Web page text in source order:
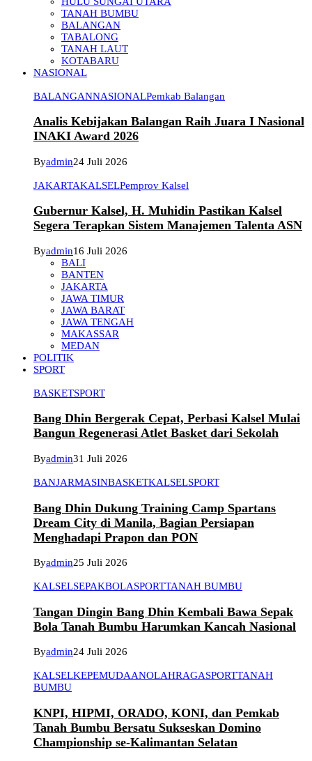
TANAH BUMBU
BALANGAN
TABALONG
TANAH LAUT
KOTABARU
NASIONAL
BALANGANNASIONALPemkab Balangan
Analis Kebijakan Balangan Raih Juara I Nasional
INAKI Award 2026
Byadmin24 Juli 2026
JAKARTAKALSELPemprov Kalsel
Gubernur Kalsel, H. Muhidin Pastikan Kalsel
Segera Terapkan Sistem Manajemen Talenta ASN
Byadmin16 Juli 2026
BALI
BANTEN
JAKARTA
JAWA TIMUR
JAWA BARAT
JAWA TENGAH
MAKASSAR
MEDAN
POLITIK
SPORT
BASKETSPORT
Bang Dhin Bergerak Cepat, Perbasi Kalsel Mulai
Bangun Regenerasi Atlet Basket dari Sekolah
Byadmin31 Juli 2026
BANJARMASINBASKETKALSELSPORT
Bang Dhin Dukung Training Camp Spartans
Dream City di Manila, Bagian Persiapan
Menghadapi Prapon dan PON
Byadmin25 Juli 2026
KALSELSEPAKBOLASPORTTANAH BUMBU
Tangan Dingin Bang Dhin Kembali Bawa Sepak
Bola Tanah Bumbu Harumkan Kancah Nasional
Byadmin24 Juli 2026
KALSELKEPEMUDAANOLAHRAGASPORTTANAH
BUMBU
KNPI, HIPMI, ORADO, KONI, dan Pemkab
Tanah Bumbu Bersatu Sukseskan Domino
Championship se-Kalimantan Selatan